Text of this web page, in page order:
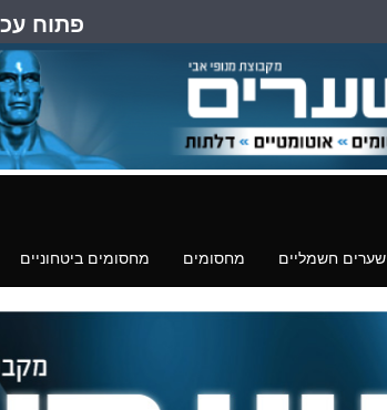
פתוח
שערים חשמליים מחסומים מחסומים ביטחוניים